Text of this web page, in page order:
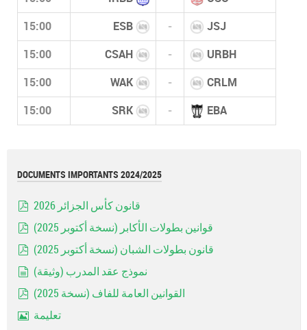
15:00 ESB - JSJ
15:00 CSAH - URBH
15:00 WAK - CRLM
15:00 SRK - EBA
DOCUMENTS IMPORTANTS 2024/2025
قانون كأس الجزائر 2026
قوانين بطولات الأكابر (نسخة أكتوبر 2025)
قانون بطولات الشبان (نسخة أكتوبر 2025)
نموذج عقد المدرب (وثيقة)
القوانين العامة للفاف (نسخة 2025)
تعليمة